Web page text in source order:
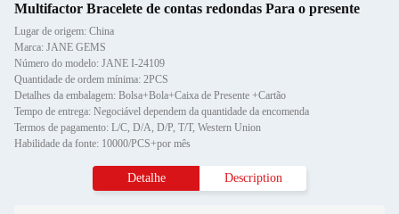
Multifactor Bracelete de contas redondas Para o presente
Lugar de origem: China
Marca: JANE GEMS
Número do modelo: JANE I-24109
Quantidade de ordem mínima: 2PCS
Detalhes da embalagem: Bolsa+Bola+Caixa de Presente +Cartão
Tempo de entrega: Negociável dependem da quantidade da encomenda
Termos de pagamento: L/C, D/A, D/P, T/T, Western Union
Habilidade da fonte: 10000/PCS+por mês
Detalhe Description